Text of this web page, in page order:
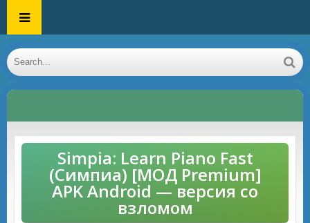
Simpia: Learn Piano Fast
(Симпиа) [МОД Premium]
APK Android — версия со
взломом